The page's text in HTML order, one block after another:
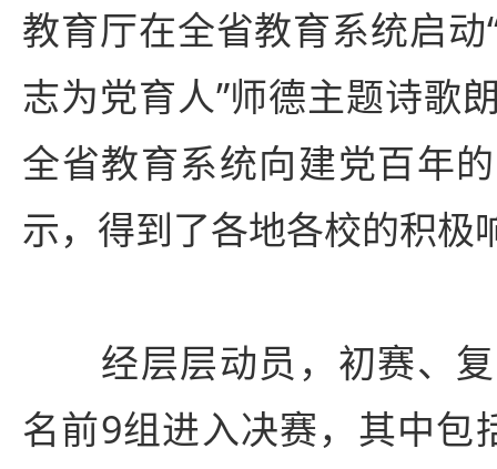
教育厅在全省教育系统启
志为党育人”师德主题诗歌
全省教育系统向建党百年
示，得到了各地各校的积极
经层层动员，初赛、复
名前9组进入决赛，其中包